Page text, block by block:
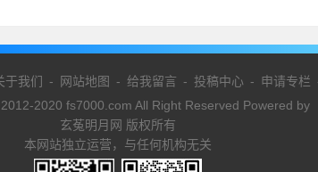
于我们 - 网站地图 - 给我留言 - 投稿中心- 申请专栏
2020 fs7000.com All Right Reserved Powered by
玄菟明月网 版权所有
本网站独立运营，与任何机构无关